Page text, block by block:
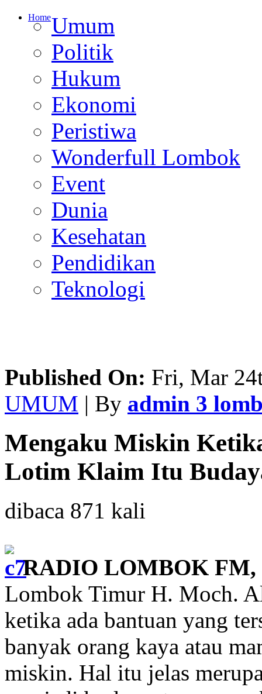
HomeUmum
Politik
Hukum
Ekonomi
Peristiwa
Wonderfull Lombok
Event
Dunia
Kesehatan
Pendidikan
Teknologi
Published On: Fri, Mar
UMUM | By admin 3
Mengaku Miskin
Lotim Klaim Itu
dibaca 871 kali
RADIO LOMBOK
Lombok Timur H. Moch.
ketika ada bantuan yang
banyak orang kaya atau
miskin. Hal itu jelas